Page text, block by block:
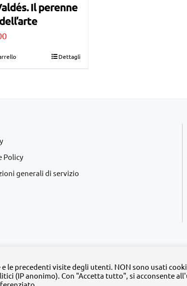
Il perenne
Il
Dettagli
Policy
generali di servizio
FacebookInstagram
TwitterLinkedInYouTube
le precedenti visite degli utenti. NON sono usati
(IP anonimo). Con "Accetta tutto", si acconsente